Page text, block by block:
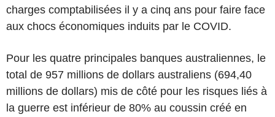
charges comptabilisées il y a cinq ans pour faire face
aux chocs économiques induits par le COVID.
Pour les quatre principales banques australiennes, le
total de 957 millions de dollars australiens (694,40
millions de dollars) mis de côté pour les risques liés à
la guerre est inférieur de 80% au coussin créé en